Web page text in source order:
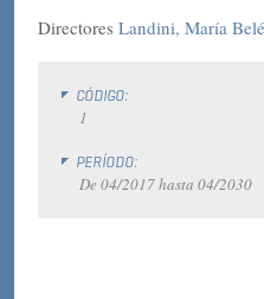
Directores Landini, María
CÓDIGO:
1
PERÍODO:
De 04/2017hasta 04/2030